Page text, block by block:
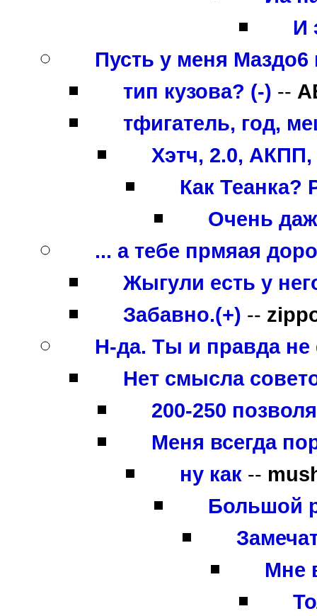
И
Пусть у меня
тип кузова? (-) --
тфигатель, год,
Хэтч, 2.0, АКПП,
Как Теанка?
Очень
... а тебе прмяая
Жыгули есть у
Забавно.(+) --
Н-да. Ты и правда
Нет смысла
200-250
Меня всегда
ну как --
Большой
Мне